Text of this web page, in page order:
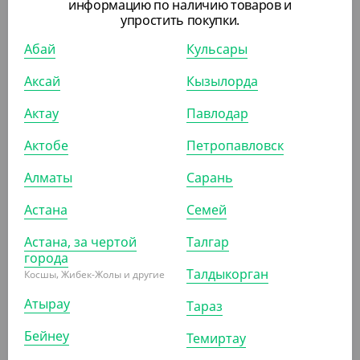
₸/ШТ)
Пакет прозрачный со скотч-клапаном, 20*30 см, 25
мкм
УП (1000)
ПОХОЖИЕ ТОВАРЫ
АРТ. 65020
15 500
информацию по наличию товаров и
упростить покупки.
Абай
Аксай
Актау
Актобе
Алматы
Астана
Астана, за чертой
города
Косшы, Жибек-Жолы и другие
Атырау
Бейнеу
Кульсары
Кызылорда
Павлодар
Петропавловск
Сарань
Семей
Талгар
Талдыкорган
Тараз
Темиртау